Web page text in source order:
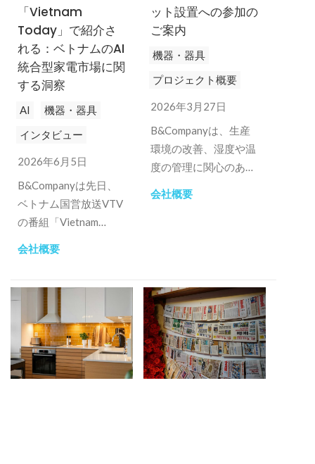
「Vietnam
Today」で紹介さ
れる：ベトナムのAI
統合型家電市場に関
する洞察
AI
機器・器具
インタビュー
2026年6月5日
B&Companyは先日、
ベトナム国営放送VTV
の番組「Vietnam
におけるAI搭載家電市
タビューを受けた。.
会社概要
ット設置への参加の
ご案内
機器・器具
プロジェクト概要
2026年3月27日
B&Companyは、生産
環境の改善、湿度や温
度の管理に関心のある
歓迎します。
会社概要